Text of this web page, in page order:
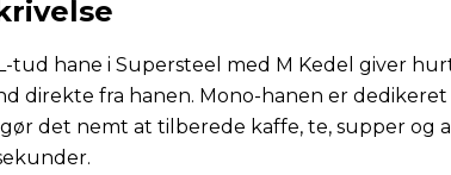
tud hane i Supersteel med M Kedel giver
direkte fra hanen. Mono-hanen er dedikeret
det nemt at tilberede kaffe, te, supper og